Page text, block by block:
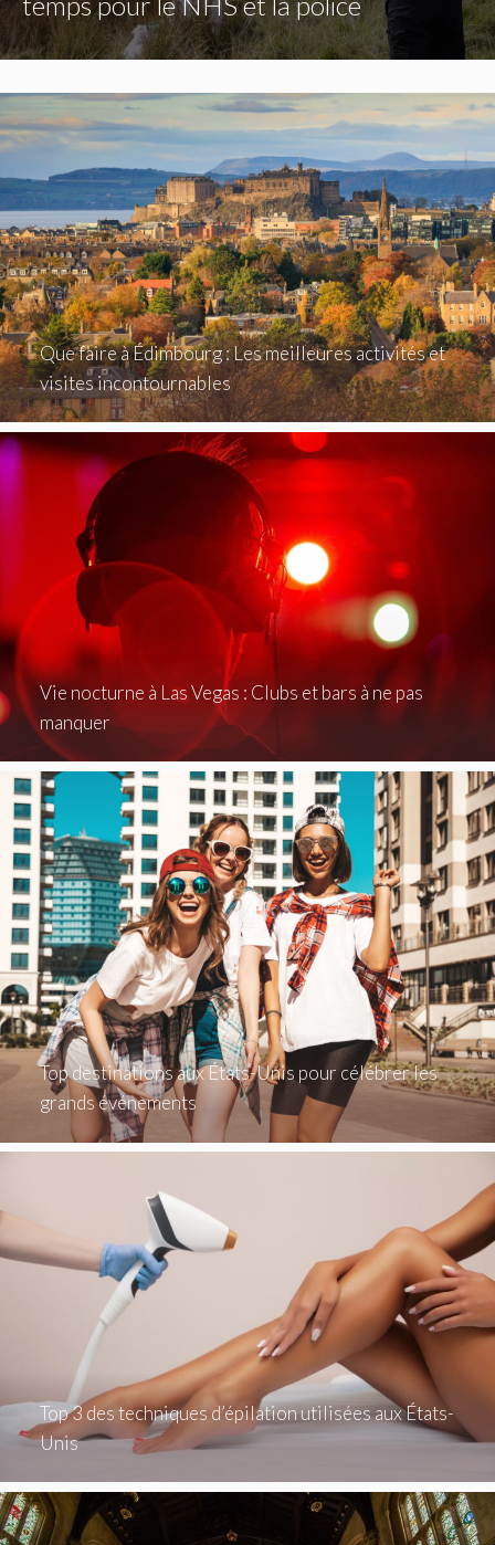
Que faire à Édimbourg : Les meilleures activités et
visites incontournables
Vie nocturne à Las Vegas : Clubs et bars à ne pas
manquer
Top destinations aux États-Unis pour célébrer les
grands événements
Top 3 des techniques d’épilation utilisées aux États-
Unis